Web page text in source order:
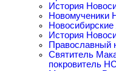
История
Новомученики
История
Православный
Святитель
покровитель